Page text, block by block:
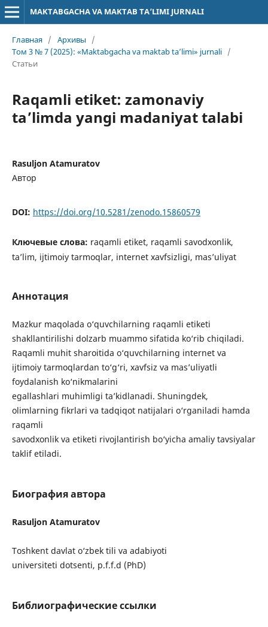
MAKTABGACHA VA MAKTAB TA’LIMI JURNALI
Главная / Архивы
/
Том 3 № 7 (2025): «Maktabgacha va maktab ta’limi» jurnali /
Статьи
Raqamli etiket: zamonaviy
ta’limda yangi madaniyat talabi
Rasuljon Atamuratov
Автор
DOI: https://doi.org/10.5281/zenodo.15860579
Ключевые слова: raqamli etiket, raqamli savodxonlik,
ta’lim, ijtimoiy tarmoqlar, internet xavfsizligi, mas’uliyat
Аннотация
Mazkur maqolada o‘quvchilarning raqamli etiketi
shakllantirilishi dolzarb muammo sifatida ko‘rib chiqiladi.
Raqamli muhit sharoitida o‘quvchilarning internet va
ijtimoiy tarmoqlardan to‘g‘ri, xavfsiz va mas’uliyatli
foydalanish ko‘nikmalarini
egallashlari muhimligi ta’kidlanadi. Shuningdek,
olimlarning fikrlari va tadqiqot natijalari o‘rganiladi hamda
raqamli
savodxonlik va etiketi rivojlantirish bo‘yicha amaliy tavsiyalar
taklif etiladi.
Биография автора
Rasuljon Atamuratov
Toshkent davlat o‘zbek tili va adabiyoti
universiteti dotsenti, p.f.f.d (PhD)
Библиографические ссылки